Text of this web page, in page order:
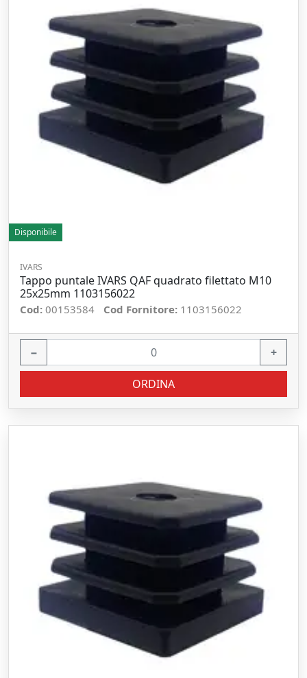
Disponibile
IVARS
Tappo puntale IVARS QAF quadrato filettato M10
25x25mm 1103156022
Cod: 00153584 Cod Fornitore: 1103156022
− +
ORDINA